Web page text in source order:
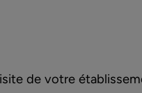
de votre